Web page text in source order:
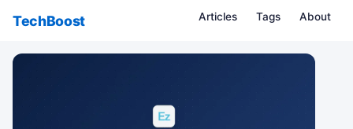
TechBoost Articles Tags About